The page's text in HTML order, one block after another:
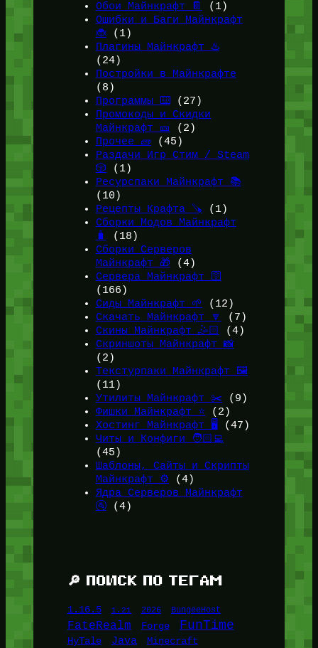
Обои Майнкрафт 📔
(1)
Ошибки и Баги Майнкрафт
🐞(1)
Плагины Майнкрафт ♨️
(24)
Постройки в Майнкрафте
(8)
Программы ⌨️ (27)
Промокоды и Скидки
Майнкрафт 🎫
(2)
Прочее 🧱 (45)
Раздачи Игр Стим / Steam
🎲 (1)
Ресурспаки Майнкрафт 📚
(10)
Рецепты Крафта 🪚 (1)
Сборки Модов Майнкрафт
🧳
(18)
Сборки Серверов
Майнкрафт 🎁 (4)
Сервера Майнкрафт 🛜
(166)
Сиды Майнкрафт 🌱
(12)
Скачать Майнкрафт 🔽
(7)
Скины Майнкрафт 🤹🏻
(4)
Скриншоты Майнкрафт 📸
(2)
Текстурпаки Майнкрафт 🖼️
(11)
Утилиты Майнкрафт ✂️ (9)
Фишки Майнкрафт ⭐(2)
Хостинг Майнкрафт 🖥️ (47)
Читы и Конфиги 🧑🏻‍💻
(45)
Шаблоны, Сайты и Скрипты
Майнкрафт ⚙️ (4)
Ядра Серверов Майнкрафт
🚰(4)
🔎 ПОИСК ПО ТЕГАМ
1.16.5 1.21 2026 BungeeHost
FateRealm Forge FunTime
HyTale Java Minecraft